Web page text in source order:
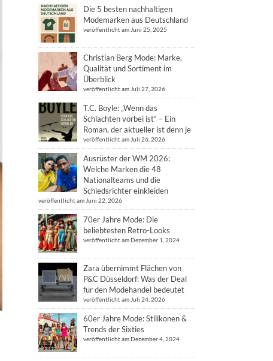
Die 5 besten nachhaltigen
Modemarken aus Deutschland
veröffentlicht am Juni 25, 2025
Christian Berg Mode: Marke,
Qualität und Sortiment im
Überblick
veröffentlicht am Juli 27, 2026
T.C. Boyle: „Wenn das
Schlachten vorbei ist“ – Ein
Roman, der aktueller ist denn je
veröffentlicht am Juli 26, 2026
Ausrüster der WM 2026:
Welche Marken die 48
Nationalteams und die
Schiedsrichter einkleiden
veröffentlicht am Juni 22, 2026
70er Jahre Mode: Die
beliebtesten Retro-Looks
veröffentlicht am Dezember 1, 2024
Zara übernimmt Flächen von
P&C Düsseldorf: Was der Deal
für den Modehandel bedeutet
veröffentlicht am Juli 24, 2026
60er Jahre Mode: Stilikonen &
Trends der Sixties
veröffentlicht am Dezember 4, 2024